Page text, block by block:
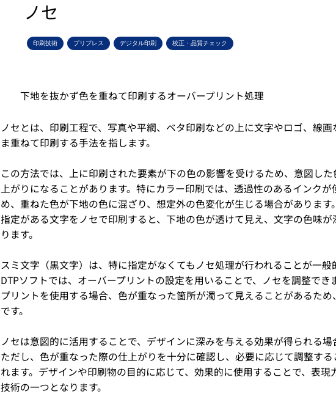
ノセ
印刷技術 プリプレス デジタル印刷 校正・品質チェック
下地を抜かず色を重ねて印刷するオーバープリント処理
ノセとは、印刷工程で、写真や平網、ベタ印刷などの上に文字やロゴ、線画
ま重ねて印刷する手法を指します。
この方法では、上に印刷された要素が下の色の影響を受けるため、意図し
上がりになることがあります。特にカラー印刷では、透過性のあるインクが
め、重ねた色が下地の色に混ざり、想定外の色変化が生じる場合があります
指定がある文字をノセで印刷すると、下地の色が透けて見え、文字の色味が
ります。
スミ文字（黒文字）は、特に指定がなくてもノセ処理が行われることが一般
DTPソフトでは、オーバープリントの設定を用いることで、ノセを調整でき
プリントを使用する場合、色が重なった箇所が濁って見えることがあるため
です。
ノセは意図的に活用することで、デザインに深みを与える効果が得られる場
ただし、色が重なった際の仕上がりを十分に確認し、必要に応じて調整する
れます。デザインや印刷物の目的に応じて、効果的に使用することで、表現
技術の一つとなります。